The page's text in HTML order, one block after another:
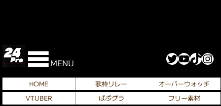
MENU Twitter YouTube TikTok Instagram
HOME 歌枠リレー
オーバーウォッチ
VTUBER
ばぶグラ フリー素材